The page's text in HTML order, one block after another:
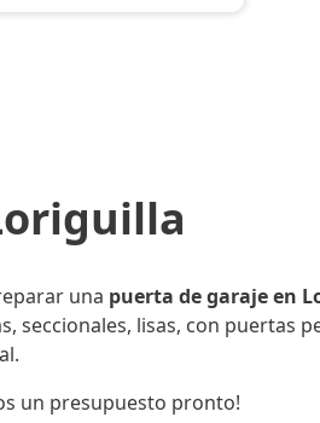
una puerta de garaje en
seccionales, lisas, con puertas
un presupuesto pronto!